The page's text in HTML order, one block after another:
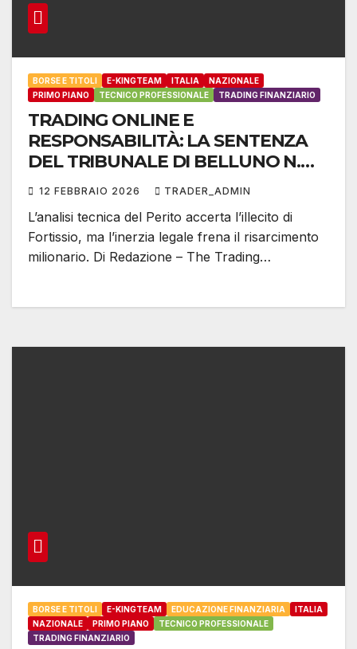
BORSE E TITOLI E-KINGTEAM ITALIA
NAZIONALE
PRIMO PIANO
TECNICO PROFESSIONALE TRADING FINANZIARIO
TRADING ONLINE E
RESPONSABILITÀ: LA SENTENZA
DEL TRIBUNALE DI BELLUNO N.
245/2025
12 FEBBRAIO 2026 TRADER_ADMIN
L’analisi tecnica del Perito accerta l’illecito di
Fortissio, ma l’inerzia legale frena il risarcimento
milionario. Di Redazione – The Trading…
BORSE E TITOLI E-KINGTEAM EDUCAZIONE FINANZIARIA
ITALIA
NAZIONALE
PRIMO PIANO
TECNICO PROFESSIONALE
TRADING FINANZIARIO